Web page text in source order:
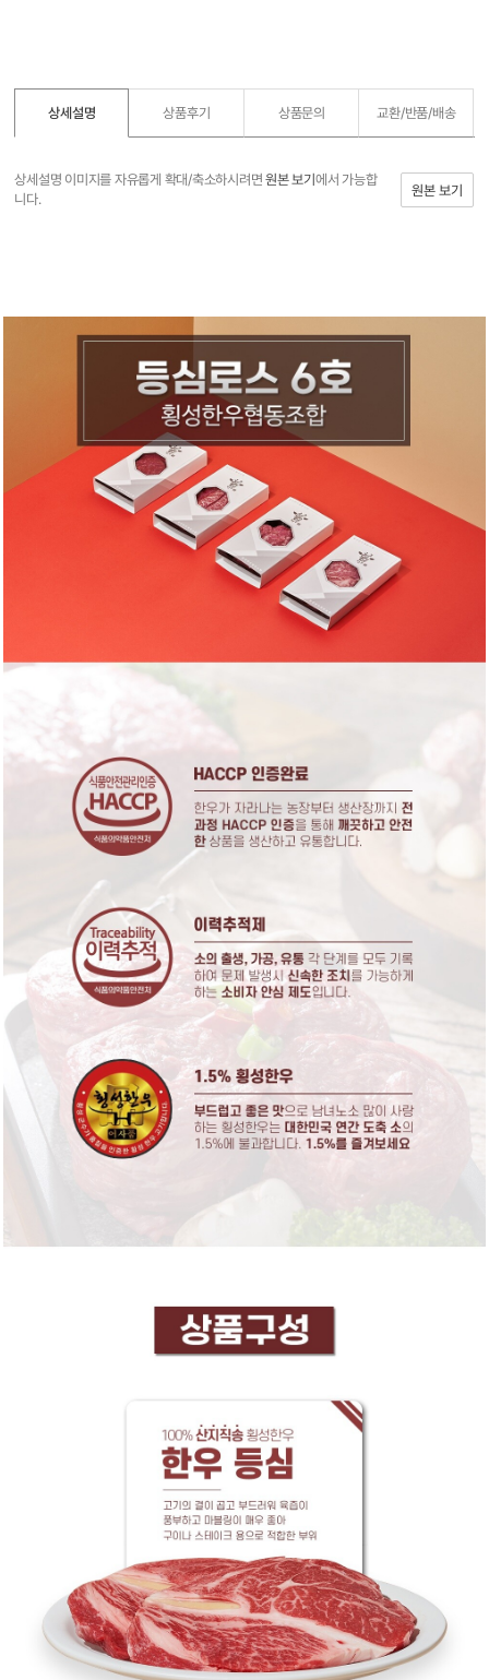
상세설명 상품후기 상품문의 교환/반품/배송
상세설명 이미지를 자유롭게 확대/축소하시려면원본 보기 에서 가능합
니다.
원본 보기